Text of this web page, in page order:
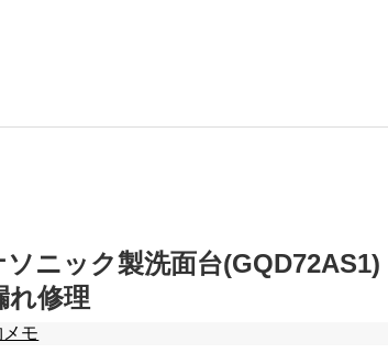
ニック製洗面台(GQD72AS1)
れ修理
モ